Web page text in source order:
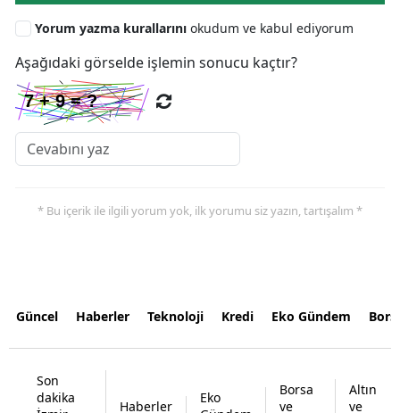
Yorum yazma kurallarını okudum ve kabul ediyorum
Aşağıdaki görselde işlemin sonucu kaçtır?
* Bu içerik ile ilgili yorum yok, ilk yorumu siz yazın, tartışalım *
Güncel Haberler Teknoloji Kredi Eko Gündem
Son
dakika
Haberler
Eko
Borsa
ve
Altın
ve